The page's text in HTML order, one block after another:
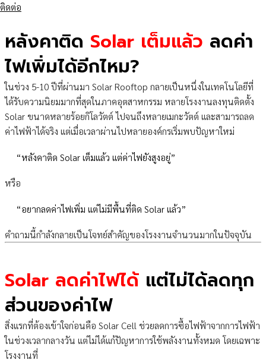
ติดต่อ
หลังคาติด Solar เต็มแล้ว ลดค่า
ไฟเพิ่มได้อีกไหม?
ในช่วง 5-10 ปีที่ผ่านมา Solar Rooftop กลายเป็นหนึ่งในเทคโนโลยีที่
ได้รับความนิยมมากที่สุดในภาคอุตสาหกรรม หลายโรงงานลงทุนติดตั้ง
Solar ขนาดหลายร้อยกิโลวัตต์ ไปจนถึงหลายเมกะวัตต์ และสามารถลด
ค่าไฟฟ้าได้จริง แต่เมื่อเวลาผ่านไปหลายองค์กรเริ่มพบปัญหาใหม่
“หลังคาติด Solar เต็มแล้ว แต่ค่าไฟยังสูงอยู่”
หรือ
“อยากลดค่าไฟเพิ่ม แต่ไม่มีพื้นที่ติด Solar แล้ว”
คำถามนี้กำลังกลายเป็นโจทย์สำคัญของโรงงานจำนวนมากในปัจจุบัน
Solar ลดค่าไฟได้ แต่ไม่ได้ลดทุก
ส่วนของค่าไฟ
สิ่งแรกที่ต้องเข้าใจก่อนคือ Solar Cell ช่วยลดการซื้อไฟฟ้าจากการไฟฟ้า
ในช่วงเวลากลางวัน แต่ไม่ได้แก้ปัญหาการใช้พลังงานทั้งหมด โดยเฉพาะ
โรงงานที่